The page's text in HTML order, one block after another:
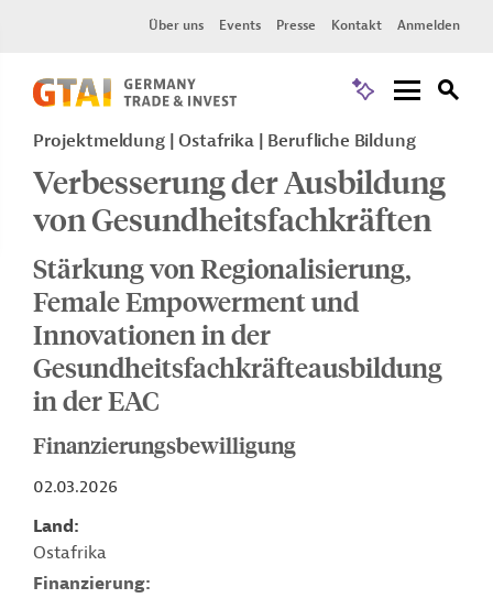
Über uns Events Presse Kontakt Anmelden
Projektmeldung Ostafrika Berufliche Bildung
Verbesserung der Ausbildung
von Gesundheitsfachkräften
Stärkung von Regionalisierung,
Female Empowerment und
Innovationen in der
Gesundheitsfachkräfteausbildung
in der EAC
Finanzierungsbewilligung
02.03.2026
Land
Ostafrika
Finanzierung